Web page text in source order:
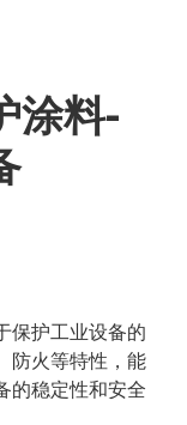
涂料-
保护工业设备的
防火等特性，能
的稳定性和安全